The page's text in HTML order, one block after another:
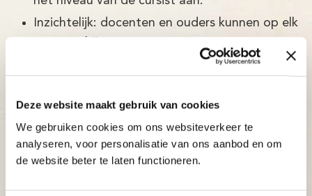
Deze website maakt gebruik van cookies
We gebruiken cookies om ons websiteverkeer te
analyseren, voor personalisatie van ons aanbod en om
de website beter te laten functioneren.
Inzichtelijk: docenten en ouders kunnen op elk
Betaalbaar: bekijk onze aantrekkelijke prijzen.